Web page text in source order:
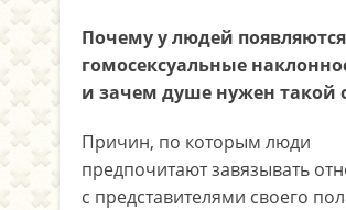
Почему у людей появляются
гомосексуальные
и зачем душе нужен такой
Причин, по которым люди
предпочитают завязывать
с представителями своего